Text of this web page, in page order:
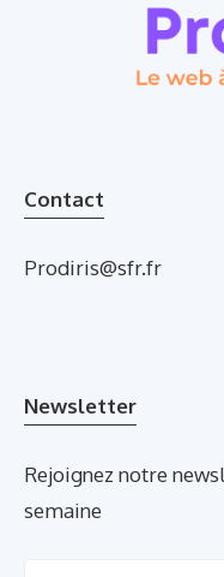
Contact
Prodiris@sfr.fr
Newsletter
Rejoignez notre
semaine